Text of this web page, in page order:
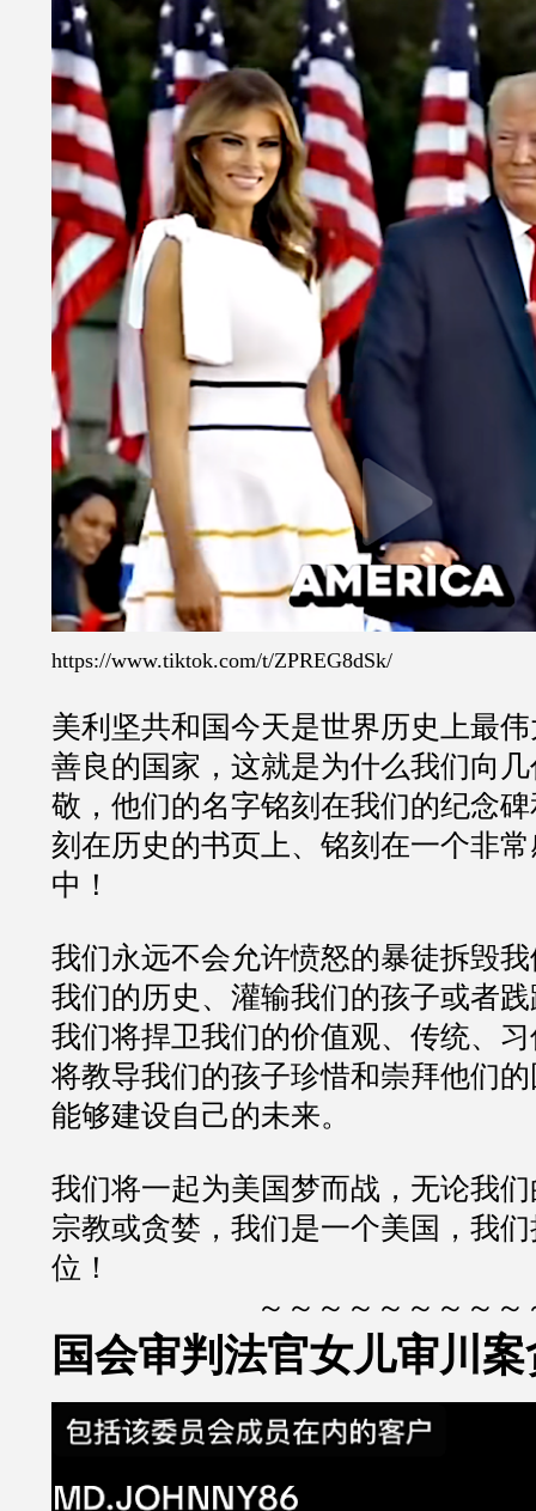
https://www.tiktok.com/t/ZPREG8dSk/
美利坚共和国今天是世界历史上最
善良的国家，这就是为什么我们向
敬，他们的名字铭刻在我们的纪念
刻在历史的书页上、铭刻在一个非
中！
我们永远不会允许愤怒的暴徒拆毁
我们的历史、灌输我们的孩子或者
我们将捍卫我们的价值观、传统、
将教导我们的孩子珍惜和崇拜他们
能够建设自己的未来。
我们将一起为美国梦而战，无论我
宗教或贪婪，我们是一个美国，我
位！
～～～～～～～～～
国会审判法官女儿审川